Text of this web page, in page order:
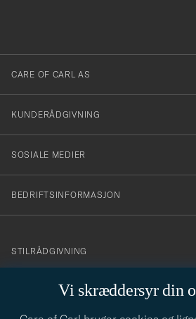
Vi skræddersyr din
dig
till
vårt
nyhetsbrev!
CARE OF CARL AS
KUNDERÅDGIVNING
SOSIALE MEDIER
BEDRIFTSINFORMASJON
info@careofcarl.no
STILRÅDGIVNING